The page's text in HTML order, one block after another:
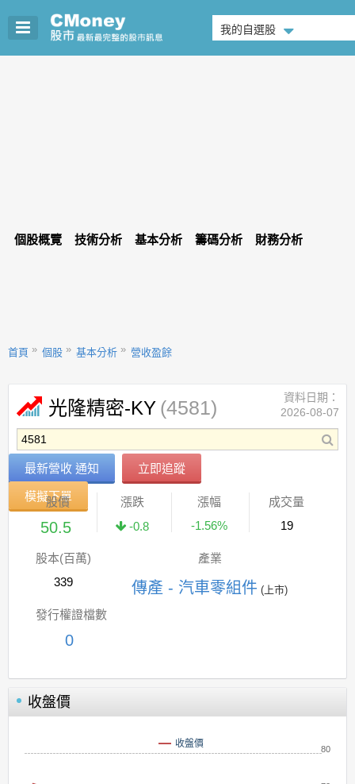
我的自選股
個股概覽 技術分析 基本分析 籌碼分析 財務分析
首頁 個股 基本分析 營收盈餘
光隆精密-KY (4581)
最新營收 通知 立即追蹤
模擬下單
資料日期：
2026-08-07
股價
50.5
漲跌
-0.8
漲幅
-1.56%
成交量
19
股本(百萬)
339
產業
傳產 - 汽車零組件 (上市)
發行權證檔數
0
收盤價
收盤價 80